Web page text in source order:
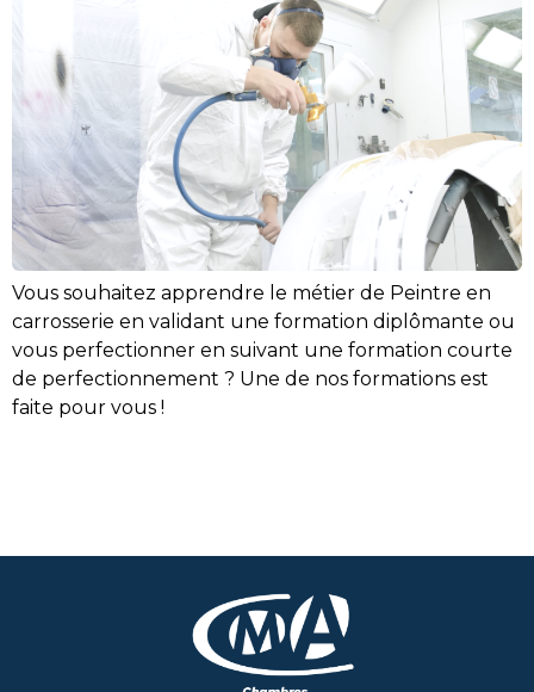
Vous souhaitez apprendre le métier de Peintre en
carrosserie en validant une formation diplômante ou
vous perfectionner en suivant une formation courte
de perfectionnement ? Une de nos formations est
faite pour vous !